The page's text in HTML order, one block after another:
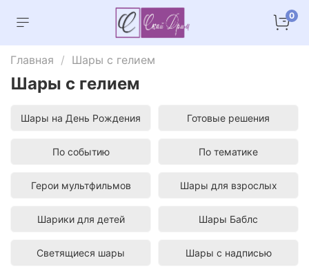
0
Главная Шары с гелием
Шары с гелием
Шары на День Рождения Готовые решения
По событию По тематике
Герои мультфильмов Шары для взрослых
Шарики для детей Шары Баблс
Светящиеся шары Шары с надписью